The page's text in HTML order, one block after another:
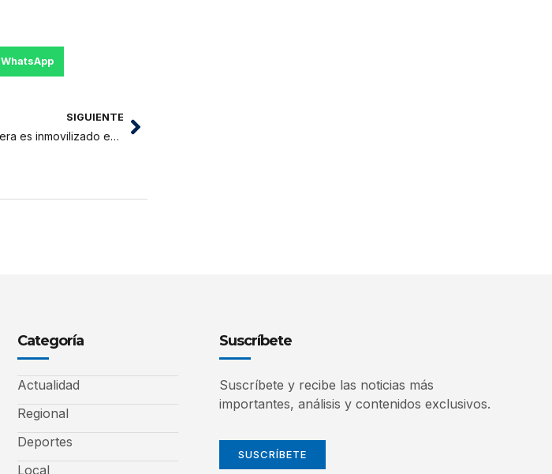
WhatsApp
SIGUIENTE
Más 32 mil pies tablares de madera es inmovilizado en Juanjui
Categoría
Actualidad
Regional
Deportes
Local
Suscríbete
Suscríbete y recibe las noticias más
importantes, análisis y contenidos exclusivos.
SUSCRÍBETE